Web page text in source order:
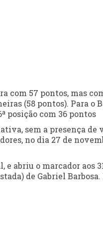
com 57 pontos, mas
(58 pontos). Para o
posição com 36 pontos
sem a presença de
no dia 27 de
abriu o marcador aos
de Gabriel Barbosa.